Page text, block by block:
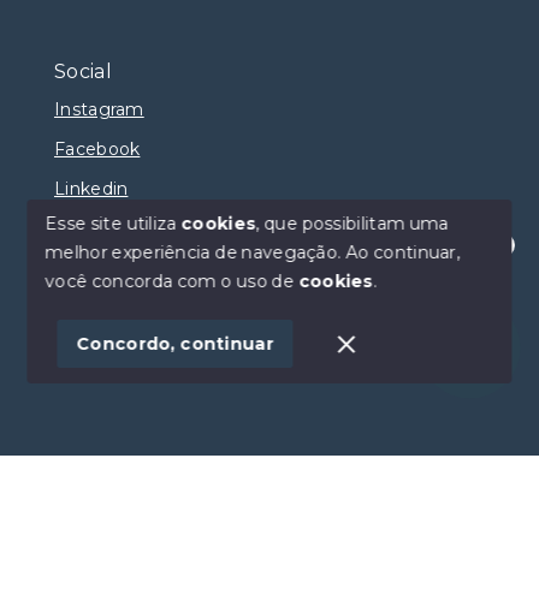
Olá! Estamos disponíveis para te ajudar.
Social
Instagram
Facebook
Linkedin
© Copyright 2026 - Selma Sumaya Corretora - Todos
SITE PARA IMOBILIARIA
Esse site utiliza cookies, que possibilitam uma
melhor experiência de navegação.Ao continuar,
você concorda com o uso de cookies.
Concordo, continuar